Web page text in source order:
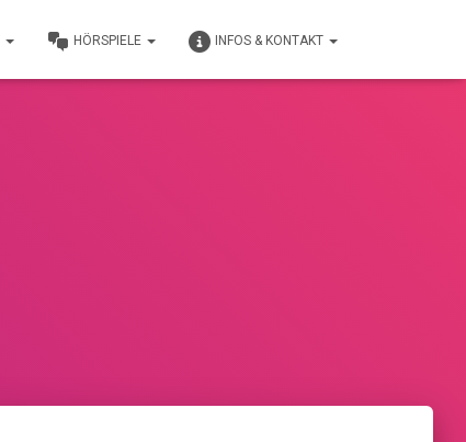
HÖRSPIELE INFOS & KONTAKT